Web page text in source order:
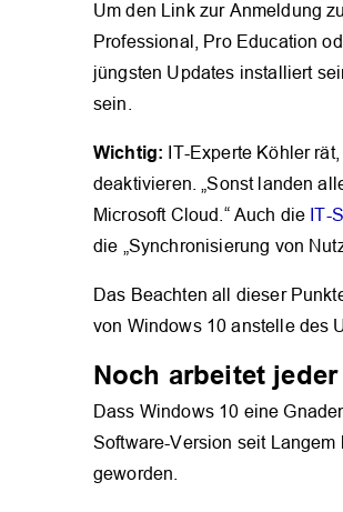
Um den Link zur Anmeldung
Professional, Pro Education
jüngsten Updates installiert
sein.
Wichtig: IT-Experte Köhler
deaktivieren. „Sonst landen
Microsoft Cloud.“ Auch die IT-
die „Synchronisierung von
Das Beachten all dieser
von Windows 10 anstelle des
Noch arbeitet
Dass Windows 10 eine
Software-Version seit
geworden.